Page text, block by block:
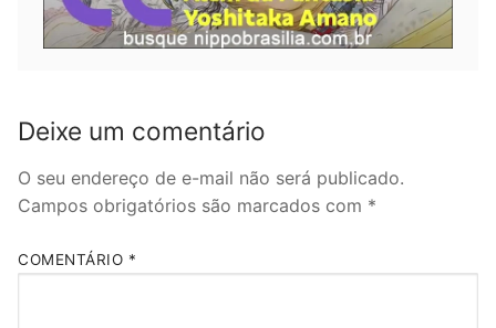
Deixe um comentário
O seu endereço de e-mail não será publicado.
Campos obrigatórios são marcados com *
COMENTÁRIO *